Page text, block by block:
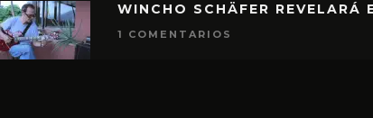
WINCHO SCHÄFER
1 COMENTARIOS